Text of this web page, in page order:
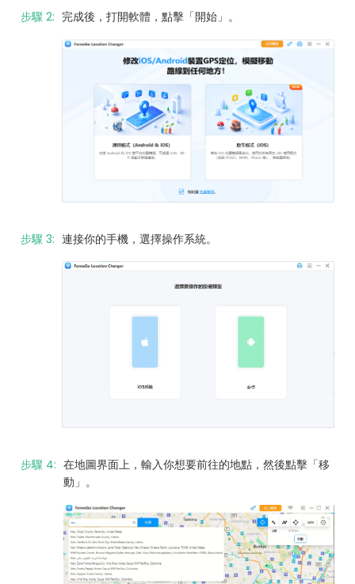
步驟 2: 完成後，打開軟體，點擊「開始」。
步驟 3: 連接你的手機，選擇操作系統。
步驟 4: 在地圖界面上，輸入你想要前往的地點，然後點擊「移
動」。